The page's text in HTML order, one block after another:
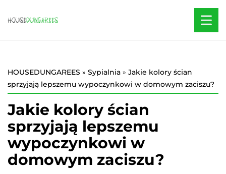
HOUSEDUNGAREES » Sypialnia » Jakie kolory ścian
sprzyjają lepszemu wypoczynkowi w domowym zaciszu?
Jakie kolory ścian
sprzyjają lepszemu
wypoczynkowi w
domowym zaciszu?